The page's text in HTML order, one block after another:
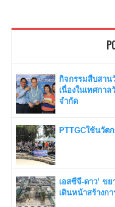
กิจกรรมสืบสาน
เนื่องในเทศกา
จำกัด
PTTGCใช้นวัต
เอสซีจี-ดาว’ ข
เดินหน้าสร้างก